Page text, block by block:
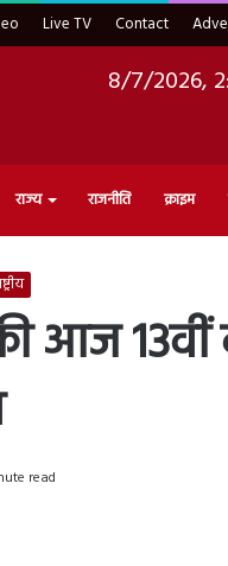
Live TV Contact
8/7/2026,
राज्य राजनीति क्राइम
13वीं
read